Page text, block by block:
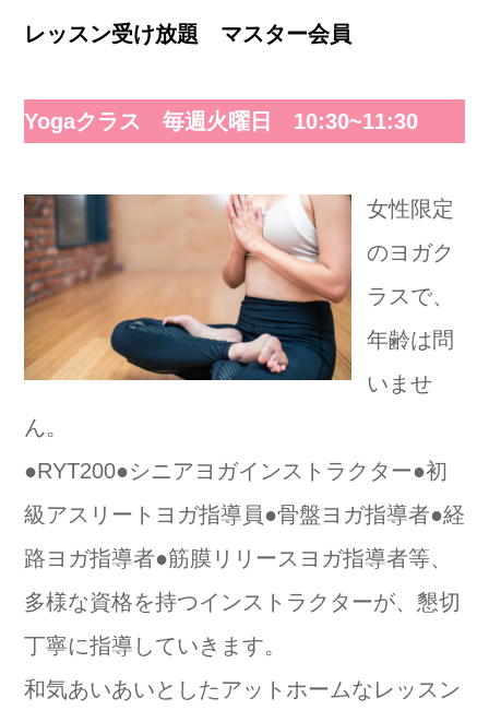
レッスン受け放題 マスター会員
Yogaクラス 毎週火曜日 10:30~11:30
女性限定
のヨガク
ラスで、
年齢は問
いませ
ん。
●RYT200●シニアヨガインストラクター●初
級アスリートヨガ指導員●骨盤ヨガ指導者●経
路ヨガ指導者●筋膜リリースヨガ指導者等、
多様な資格を持つインストラクターが、懇切
丁寧に指導していきます。
和気あいあいとしたアットホームなレッスン